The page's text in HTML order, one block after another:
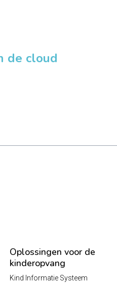
de cloud
Oplossingen voor de
kinderopvang
Kind Informatie Systeem